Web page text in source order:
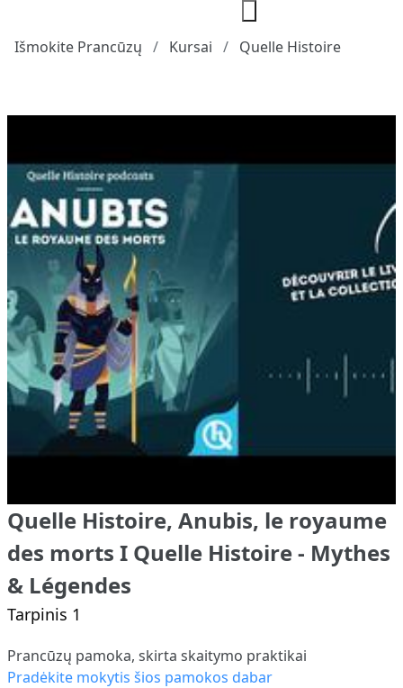
Išmokite Prancūzų Kursai Quelle Histoire
Quelle Histoire, Anubis, le royaume
des morts I Quelle Histoire - Mythes
& Légendes
Tarpinis 1
Prancūzų pamoka, skirta skaitymo praktikai
Pradėkite mokytis šios pamokos dabar